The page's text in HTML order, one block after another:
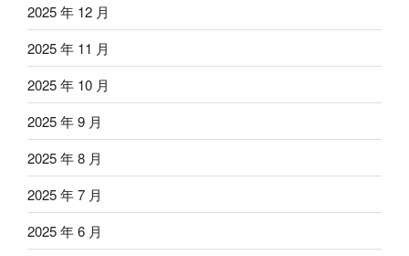
2025 年 12 月
2025 年 11 月
2025 年 10 月
2025 年 9 月
2025 年 8 月
2025 年 7 月
2025 年 6 月